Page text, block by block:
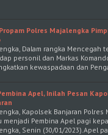
Polres Majalengka
Dalam rangka Mencegah
personil dan Markas
kewaspadaan dan
Apel, Inilah Pesan
Kapolsek Banjaran Polres
menjadi Pembina Apel pagi
Senin (30/01/2023).Apel